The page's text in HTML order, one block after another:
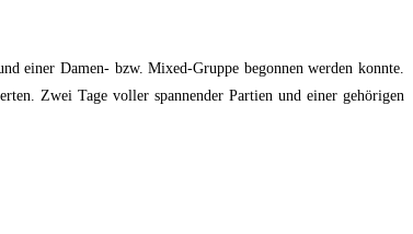
einer Damen- bzw. Mixed-Gruppe begonnen werden konnte.
Zwei Tage voller spannender Partien und einer gehörigen